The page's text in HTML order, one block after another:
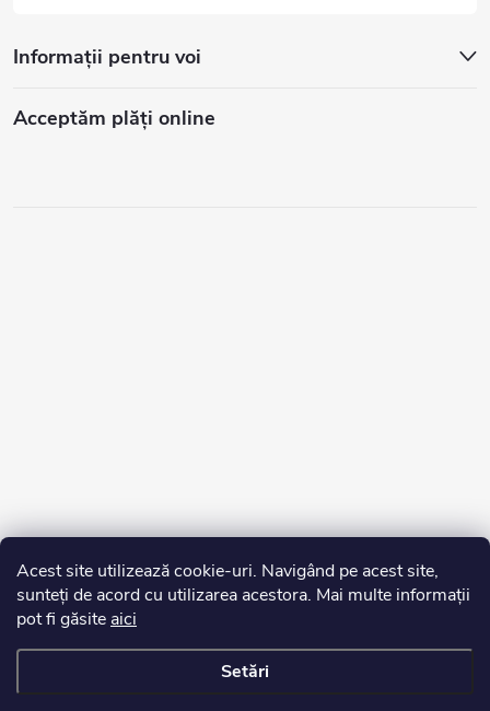
Acest site utilizează cookie-uri. Navigând pe acest site,
sunteți de acord cu utilizarea acestora. Mai multe informații
pot fi găsite aici
Setări
Informații pentru voi
Acceptăm plăţi online